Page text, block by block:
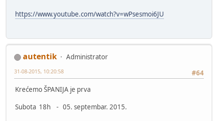
https://www.youtube.com/watch?v=wPsesmoi6JU
autentik
Administrator
#64
31-08-2015, 10:20:58
Krećemo ŠPANIJA je prva
Subota 18h - 05. septembar. 2015.